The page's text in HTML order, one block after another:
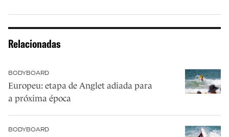
Relacionadas
BODYBOARD
Europeu: etapa de Anglet adiada para
a próxima época
BODYBOARD